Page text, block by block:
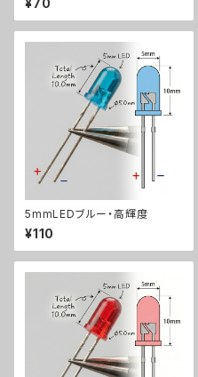
¥70
5mmLEDブルー・高輝度
¥110